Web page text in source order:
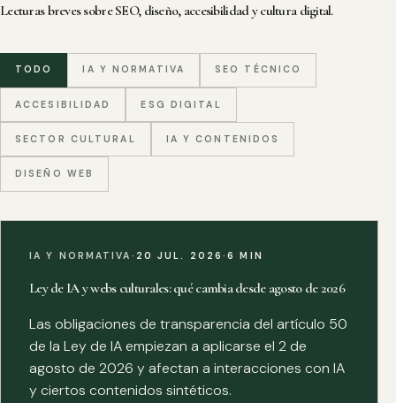
Lecturas breves sobre SEO, diseño, accesibilidad y cultura digital.
TODO IA Y NORMATIVA SEO TÉCNICO
ACCESIBILIDAD ESG DIGITAL
SECTOR CULTURAL IA Y CONTENIDOS
DISEÑO WEB
IA Y NORMATIVA · 20 JUL. 2026·6 MIN
Ley de IA y webs culturales: qué cambia desde agosto de 2026
Las obligaciones de transparencia del artículo 50
de la Ley de IA empiezan a aplicarse el 2 de
agosto de 2026 y afectan a interacciones con IA
y ciertos contenidos sintéticos.